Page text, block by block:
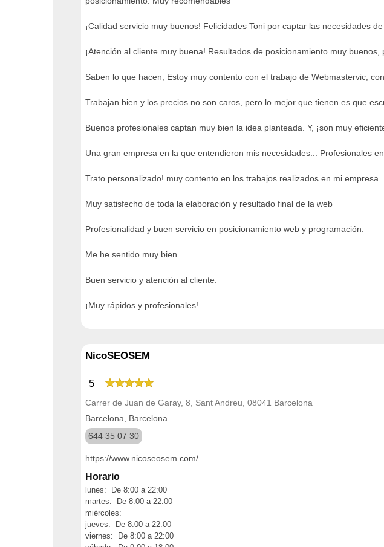
¡Calidad servicio muy buenos! Felicidades Toni por captar las necesidades
¡Atención al cliente muy buena! Resultados de posicionamiento muy
Saben lo que hacen, Estoy muy contento con el trabajo de Webmastervic,
Trabajan bien y los precios no son caros, pero lo mejor que tienen es que
Buenos profesionales captan muy bien la idea planteada. Y, ¡son muy
Una gran empresa en la que entendieron mis necesidades... Profesionales
Trato personalizado! muy contento en los trabajos realizados en mi empresa.
Muy satisfecho de toda la elaboración y resultado final de la web
Profesionalidad y buen servicio en posicionamiento web y programación.
Me he sentido muy bien...
Buen servicio y atención al cliente.
¡Muy rápidos y profesionales!
NicoSEOSEM
5
Carrer de Juan de Garay, 8, Sant Andreu, 08041 Barcelona
Barcelona, Barcelona
644 35 07 30
https://www.nicoseosem.com/
Horario
lunes: De 8:00 a 22:00
martes: De 8:00 a 22:00
miércoles:
jueves: De 8:00 a 22:00
viernes: De 8:00 a 22:00